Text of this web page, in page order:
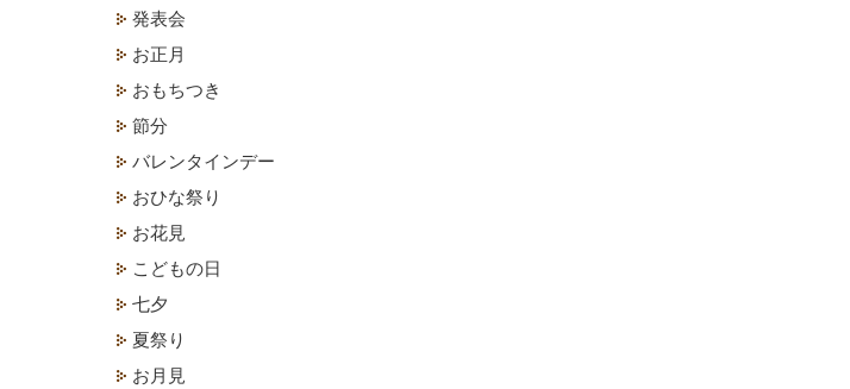
発表会
お正月
おもちつき
節分
バレンタインデー
おひな祭り
お花見
こどもの日
七夕
夏祭り
お月見